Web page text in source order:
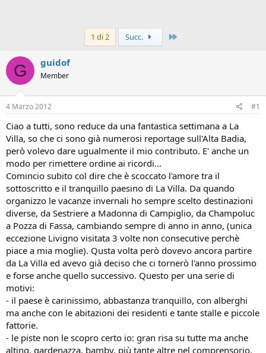
1 di 2 Succ.
G guidof
Member
4 Marzo 2012 #1
Ciao a tutti, sono reduce da una fantastica settimana a La
Villa, so che ci sono già numerosi reportage sull'Alta Badia,
però volevo dare ugualmente il mio contributo. E' anche un
modo per rimettere ordine ai ricordi...
Comincio subito col dire che è scoccato l'amore tra il
sottoscritto e il tranquillo paesino di La Villa. Da quando
organizzo le vacanze invernali ho sempre scelto destinazioni
diverse, da Sestriere a Madonna di Campiglio, da Champoluc
a Pozza di Fassa, cambiando sempre di anno in anno, (unica
eccezione Livigno visitata 3 volte non consecutive perchè
piace a mia moglie). Qusta volta però dovevo ancora partire
da La Villa ed avevo già deciso che ci tornerò l'anno prossimo
e forse anche quello successivo. Questo per una serie di
motivi:
- il paese è carinissimo, abbastanza tranquillo, con alberghi
ma anche con le abitazioni dei residenti e tante stalle e piccole
fattorie.
- le piste non le scopro certo io: gran risa su tutte ma anche
alting, gardenazza, bamby, più tante altre nel comprensorio.